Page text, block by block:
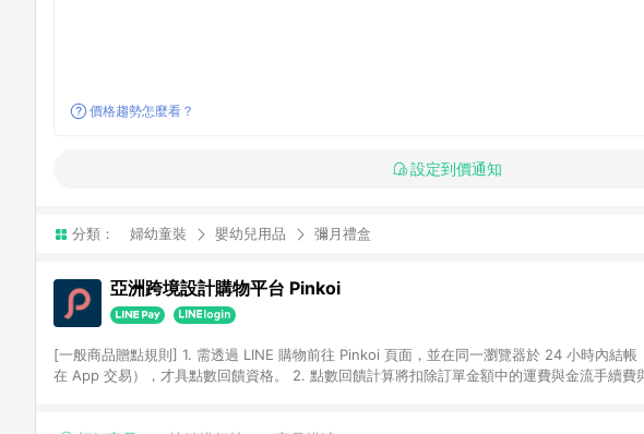
價格趨勢怎麼看？
設定到價通知
分類： 婦幼童裝 嬰幼兒用品 彌月禮盒
亞洲跨境設計購物平台 Pinkoi
[一般商品贈點規則] 1. 需透過 LINE 購物前往 Pinkoi 頁面，並在同一瀏覽器於 24 小時內結
在 App 交易），才具點數回饋資格。 2. 點數回饋計算將扣除訂單金額中的運費與金流手續費